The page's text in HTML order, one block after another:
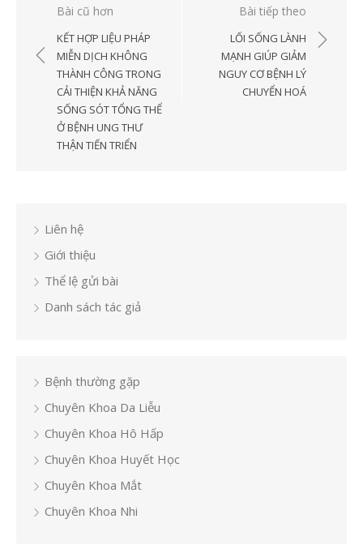
Điều
hướng
bài
viết
Bài cũ hơn
KẾT HỢP LIỆU PHÁP
MIỄN DỊCH KHÔNG
THÀNH CÔNG TRONG
CẢI THIỆN KHẢ NĂNG
SỐNG SÓT TỔNG THỂ
Ở BỆNH UNG THƯ
THẬN TIẾN TRIỂN
Bài tiếp theo
LỐI SỐNG LÀNH
MẠNH GIÚP GIẢM
NGUY CƠ BỆNH LÝ
CHUYỂN HOÁ
Liên hệ
Giới thiệu
Thể lệ gửi bài
Danh sách tác giả
Bệnh thường gặp
Chuyên Khoa Da Liễu
Chuyên Khoa Hô Hấp
Chuyên Khoa Huyết Học
Chuyên Khoa Mắt
Chuyên Khoa Nhi